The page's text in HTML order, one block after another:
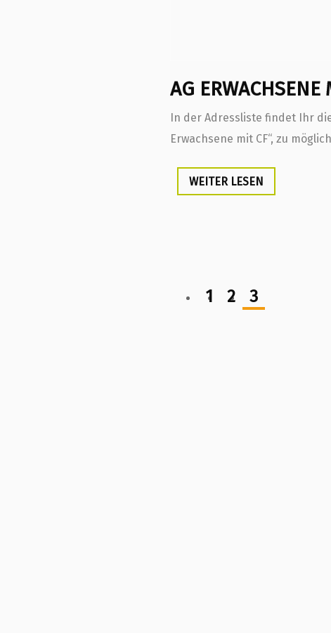
AG ERWACHSENE
In der Adressliste findet Ihr
Erwachsene mit CF“, zu
WEITER LESEN
1 2 3